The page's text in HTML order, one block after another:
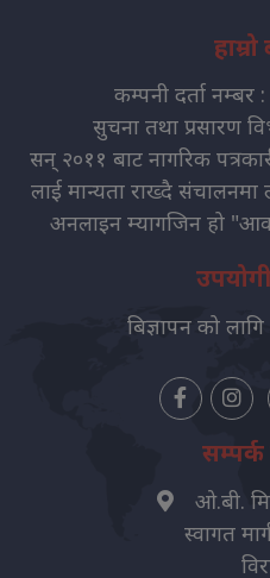
कम्पनी दर्ता
सुचना तथा प्रसारण
सन् २०११ बाट नागरिक
लाई मान्यता राख्दै
अनलाइन म्यागजिन हो
बिज्ञापन को लागि
ओ.बी.
स्वागत